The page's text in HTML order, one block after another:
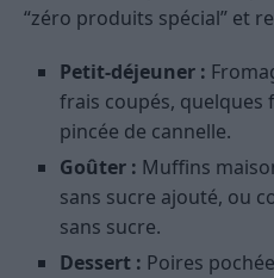
“zéro produits spécial” et
Petit-déjeuner :
frais coupés, quelques
pincée de cannelle.
Goûter : Muffins
sans sucre ajouté, ou
sans sucre.
Dessert : Poires